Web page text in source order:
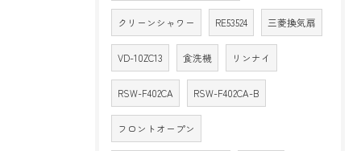
クリーンシャワー RE53524 三菱換気扇
VD-10ZC13 食洗機 リンナイ
RSW-F402CA RSW-F402CA-B
フロントオープン